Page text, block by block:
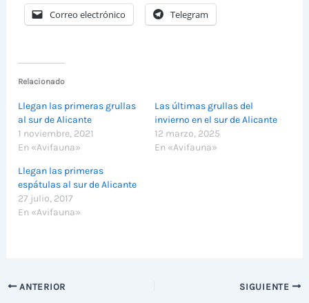
Correo electrónico Telegram
Relacionado
Llegan las primeras grullas
al sur de Alicante
1 noviembre, 2021
En «Avifauna»
Las últimas grullas del
invierno en el sur de Alicante
12 marzo, 2025
En «Avifauna»
Llegan las primeras
espátulas al sur de Alicante
27 julio, 2017
En «Avifauna»
ANTERIOR SIGUIENTE